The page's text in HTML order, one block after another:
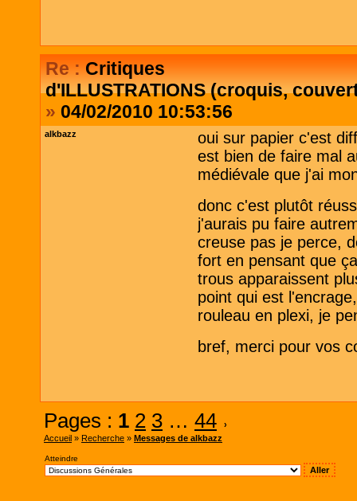
Re :Critiques
d'ILLUSTRATIONS (croquis,
» 04/02/2010 10:53:56
alkbazz
oui sur papier c'est
est bien de faire mal
médiévale que j'ai
donc c'est plutôt
j'aurais pu faire
creuse pas je perce,
fort en pensant que
trous apparaissent
point qui est
rouleau en plexi, je
bref, merci pour vos
Pages : 1 2 3 … 44
›
Accueil » Recherche » Messages de alkbazz
Atteindre